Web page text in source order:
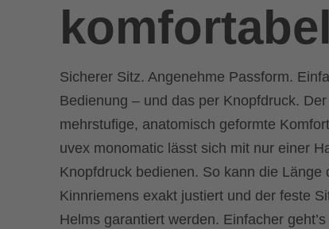
Sicherer Sitz. Angenehme Passform.
Bedienung – und das per Knopfdruck. Der
mehrstufige, anatomisch geformte
uvex monomatic lässt sich mit nur einer
Knopfdruck bedienen. So kann die Länge
Kinnriemens exakt justiert und der feste
Helms garantiert werden. Einfacher